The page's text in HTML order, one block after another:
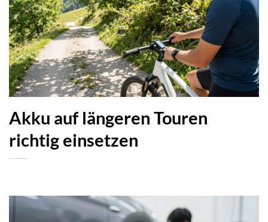
Akku auf längeren Touren
richtig einsetzen